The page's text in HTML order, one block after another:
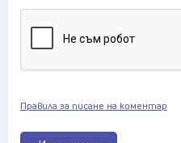
Правила за писане на коментар